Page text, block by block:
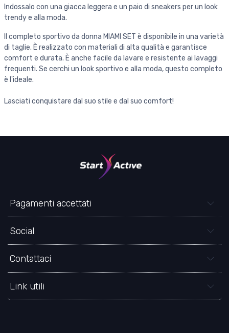
Indossalo con una giacca leggera e un paio di sneakers per un look
trendy e alla moda.
Il completo sportivo da donna MIAMI SET è disponibile in una varietà
di taglie. È realizzato con materiali di alta qualità e garantisce
comfort e durata. È anche facile da lavare e resistente ai lavaggi
frequenti. Se cerchi un look sportivo e alla moda, questo completo
è l'ideale.
Lasciati conquistare dal suo stile e dal suo comfort!
Pagamenti accettati
Social
Contattaci
Link utili